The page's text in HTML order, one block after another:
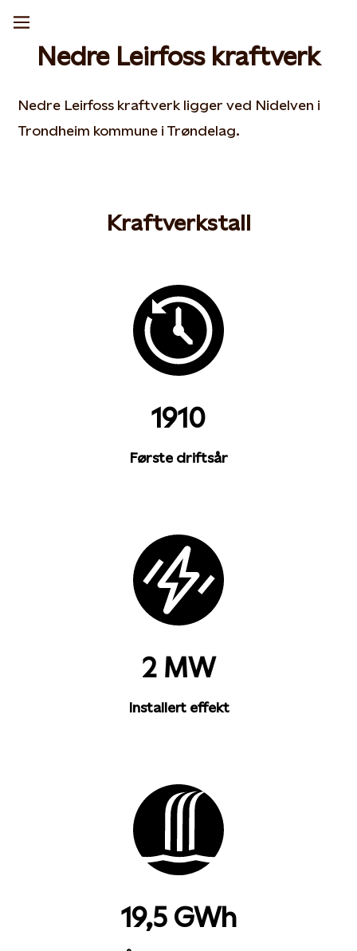
Nedre Leirfoss kraftverk
Nedre Leirfoss kraftverk ligger ved Nidelven i
Trondheim kommune i Trøndelag.
Kraftverkstall
1910
Første driftsår
2 MW
Installert effekt
19,5 GWh